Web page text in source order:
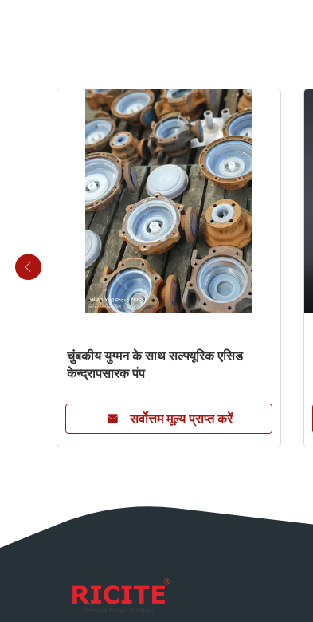
चुंबकीय युग्मन के साथ सल्फ्यूरिक एसिड
केन्द्रापसारक पंप
सर्वोत्तम मूल्य प्राप्त करें